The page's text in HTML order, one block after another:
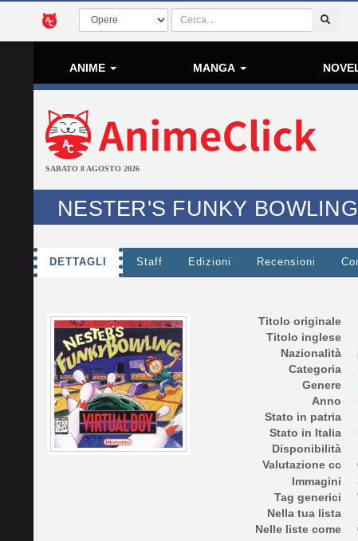
ANIME MANGA
SABATO 8 AGOSTO 2026
NESTER'S FUNKY BOWLING
DETTAGLI Staff Edizioni Recensioni
Titolo originale
Titolo inglese
Nazionalità
Categoria
Genere
Anno
Stato in patria
Stato in Italia
Disponibilità
Valutazione cc
Immagini
Tag generici
Nella tua lista
Nelle liste come